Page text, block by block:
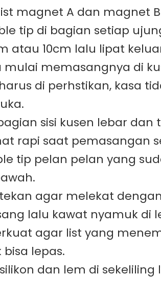
magnet A dan magnet
tip di bagian setiap
atau 10cm lalu lipat
mulai memasangnya di
di perhstikan, kasa
sisi kusen lebar dan
rapi saat pemasangan
tip pelan pelan yang
agar melekat
lalu kawat nyamuk di
agar list yang
lepas.
dan lem di